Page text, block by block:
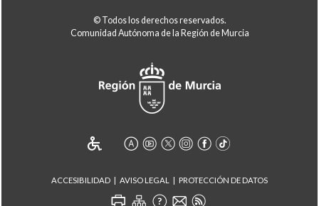
© Todos los derechos reservados.
Comunidad Autónoma de la Región de Murcia
ACCESIBILIDAD AVISO LEGAL PROTECCIÓN DE DATOS